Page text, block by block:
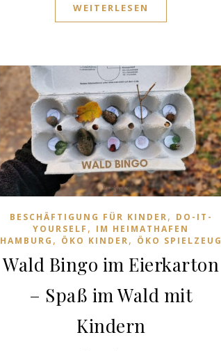
WEITERLESEN
BESCHÄFTIGUNG FÜR KINDER, DO-IT-
YOURSELF , IM HEIMATHAFEN
HAMBURG , ÖKO KINDER, ÖKO SPIELZEUG
Wald Bingo im Eierkarton
– Spaß im Wald mit
Kindern